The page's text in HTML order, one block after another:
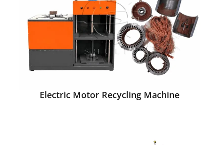
Electric Motor Recycling Machine